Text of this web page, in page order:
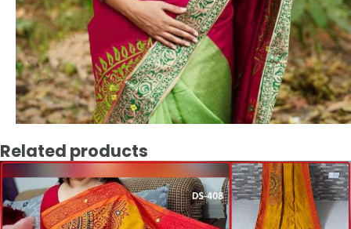
Related products